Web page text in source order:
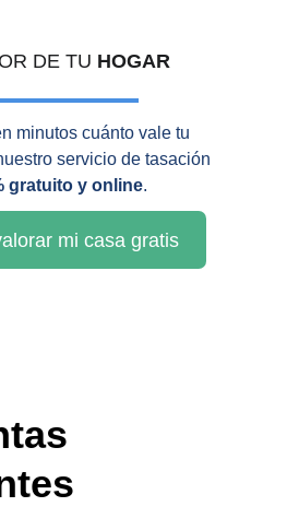
DE TU HOGAR
mi casa gratis
minutos cuánto vale tu
servicio de tasación
gratuito y online.